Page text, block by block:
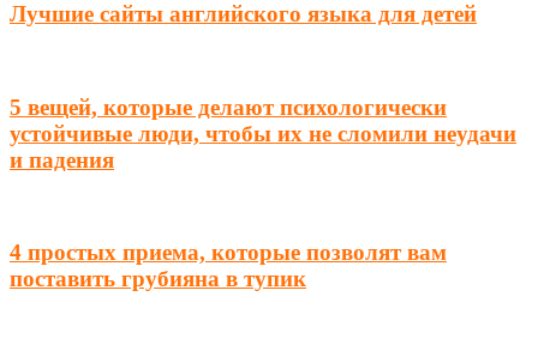
Лучшие сайты английского языка для детей
5 вещей, которые делают психологически
устойчивые люди, чтобы их не сломили неудачи
и падения
4 простых приема, которые позволят вам
поставить грубияна в тупик